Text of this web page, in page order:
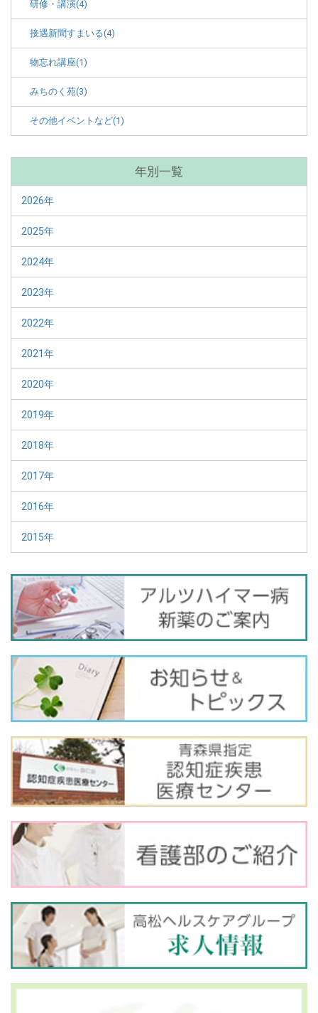
研修・講演(4)
接遇新聞すまいる(4)
物忘れ講座(1)
みちのく苑(3)
その他イベントなど(1)
年別一覧
2026年
2025年
2024年
2023年
2022年
2021年
2020年
2019年
2018年
2017年
2016年
2015年
バ
ナ
ー